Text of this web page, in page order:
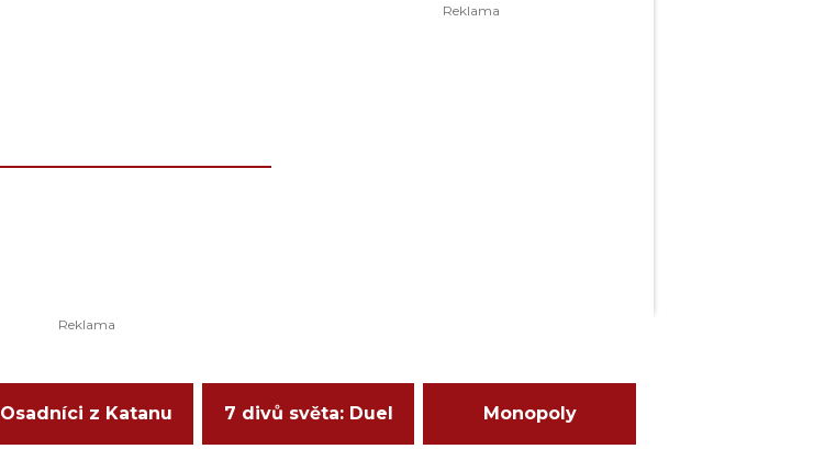
Osadníci z Katanu 7 divů světa: Duel Monopoly